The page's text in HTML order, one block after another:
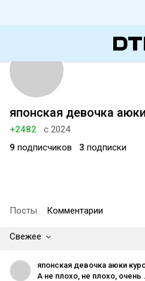
японская девочка
+2482
с 2024
9 подписчиков 3 подписки
Посты Комментарии
Свежее
японская девочка аюки
А не